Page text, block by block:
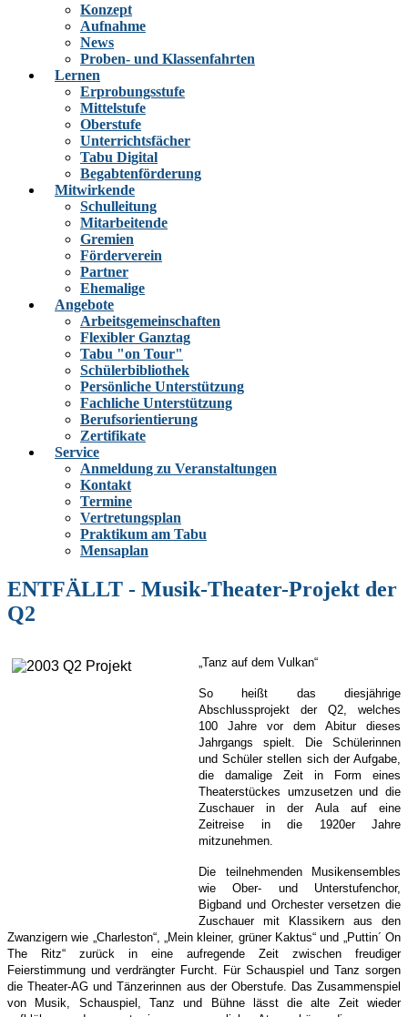
Konzept
Aufnahme
News
Proben- und Klassenfahrten
Lernen
Erprobungsstufe
Mittelstufe
Oberstufe
Unterrichtsfächer
Tabu Digital
Begabtenförderung
Mitwirkende
Schulleitung
Mitarbeitende
Gremien
Förderverein
Partner
Ehemalige
Angebote
Arbeitsgemeinschaften
Flexibler Ganztag
Tabu "on Tour"
Schülerbibliothek
Persönliche Unterstützung
Fachliche Unterstützung
Berufsorientierung
Zertifikate
Service
Anmeldung zu Veranstaltungen
Kontakt
Termine
Vertretungsplan
Praktikum am Tabu
Mensaplan
ENTFÄLLT - Musik-Theater-Projekt der
Q2
„Tanz auf dem Vulkan“
So heißt das diesjährige
Abschlussprojekt der Q2, welches
100 Jahre vor dem Abitur dieses
Jahrgangs spielt. Die Schülerinnen
und Schüler stellen sich der Aufgabe,
die damalige Zeit in Form eines
Theaterstückes umzusetzen und die
Zuschauer in der Aula auf eine
Zeitreise in die 1920er Jahre
mitzunehmen.
Die teilnehmenden Musikensembles
wie Ober- und Unterstufenchor,
Bigband und Orchester versetzen die
Zuschauer mit Klassikern aus den
Zwanzigern wie „Charleston“, „Mein kleiner, grüner Kaktus“ und „Puttin´ On
The Ritz“ zurück in eine aufregende Zeit zwischen freudiger
Feierstimmung und verdrängter Furcht. Für Schauspiel und Tanz sorgen
die Theater-AG und Tänzerinnen aus der Oberstufe. Das Zusammenspiel
von Musik, Schauspiel, Tanz und Bühne lässt die alte Zeit wieder